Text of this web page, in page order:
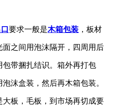
要求一般是木箱包装 ，板材
之间用泡沫隔开，四周用后
包带捆扎结识。箱外再打包
沫盒装，然后再木箱包装。
板，毛板，到市场再切成要